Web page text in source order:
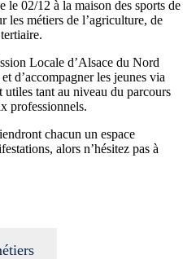
le 02/12 à la maison des sports de
les métiers de l’agriculture, de
Locale d’Alsace du Nord
d’accompagner les jeunes via
utiles tant au niveau du parcours
professionnels.
chacun un espace
alors n’hésitez pas à